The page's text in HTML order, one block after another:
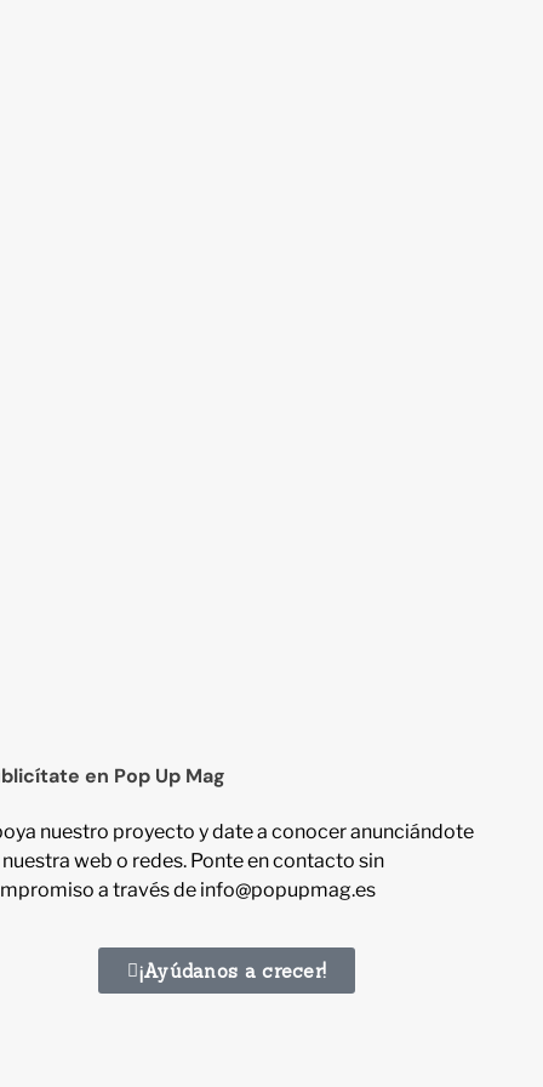
en Pop Up Mag
nuestro proyecto y date a conocer anunciándote
nuestra web o redes. Ponte en contacto sin
a través de info@popupmag.es
¡Ayúdanos a crecer!